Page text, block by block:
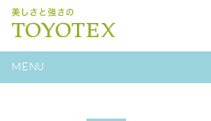
MENU